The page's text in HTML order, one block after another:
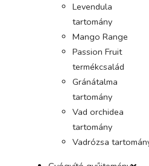
Levendula
tartomány
Mango Range
Passion Fruit
termékcsalád
Gránátalma
tartomány
Vad orchidea
tartomány
Vadrózsa